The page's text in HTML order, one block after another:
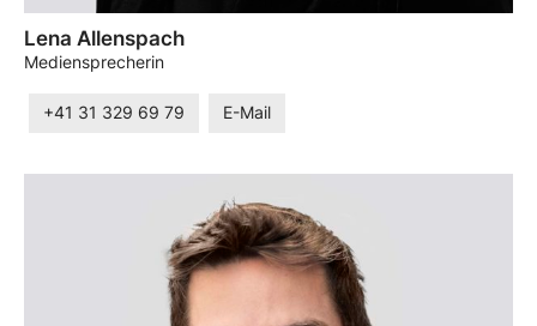
Lena Allenspach
Mediensprecherin
+41 31 329 69 79 E-Mail